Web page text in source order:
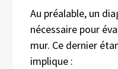
Au préalable, un
nécessaire pour
mur. Ce dernier
implique :